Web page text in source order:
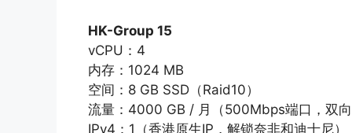
HK-Group 15
vCPU：4
内存：1024 MB
空间：8 GB SSD（Raid10）
流量：4000 GB / 月（500Mbps端口，双向
IPv4：1（香港原生IP，解锁奈非和迪士尼）